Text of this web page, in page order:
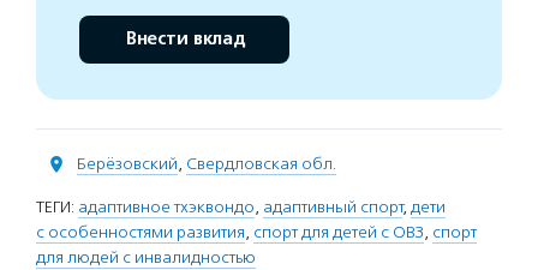
Внести вклад
Берёзовский, Свердловская обл.
ТЕГИ: адаптивное тхэквондо, адаптивный спорт, дети
с особенностями развития, спорт для детей с ОВЗ, спорт
для людей с инвалидностью